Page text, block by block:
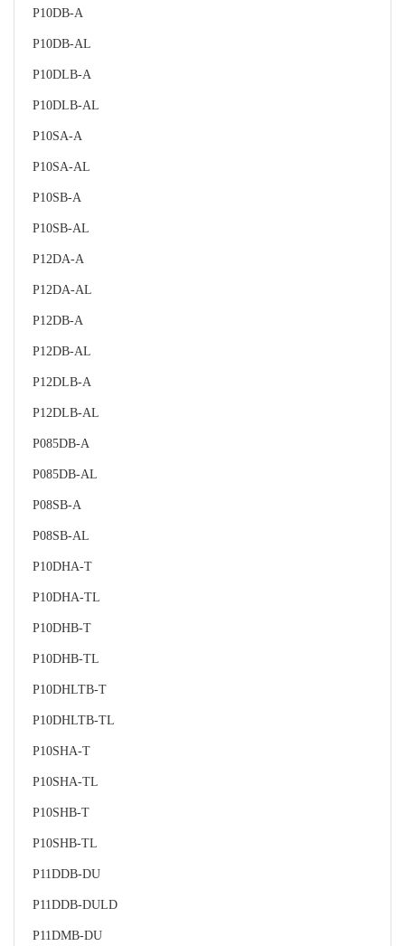
P10DB-A
P10DB-AL
P10DLB-A
P10DLB-AL
P10SA-A
P10SA-AL
P10SB-A
P10SB-AL
P12DA-A
P12DA-AL
P12DB-A
P12DB-AL
P12DLB-A
P12DLB-AL
P085DB-A
P085DB-AL
P08SB-A
P08SB-AL
P10DHA-T
P10DHA-TL
P10DHB-T
P10DHB-TL
P10DHLTB-T
P10DHLTB-TL
P10SHA-T
P10SHA-TL
P10SHB-T
P10SHB-TL
P11DDB-DU
P11DDB-DULD
P11DMB-DU